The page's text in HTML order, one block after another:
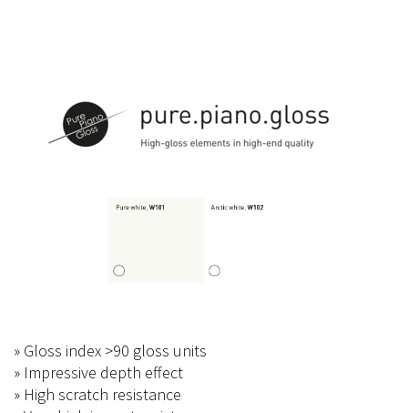
» Gloss index >90 gloss units
» Impressive depth effect
» High scratch resistance